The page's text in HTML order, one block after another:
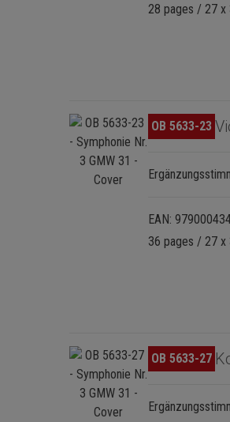
28 pages / 27
Omitir galería de imágenes
OB 5633-23
EAN:
36 pages / 27
Omitir galería de imágenes
OB 5633-27